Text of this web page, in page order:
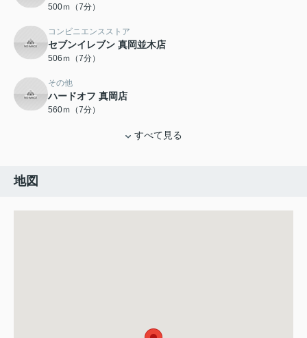
500ｍ（7分）
コンビニエンスストア
セブンイレブン 真岡並木店
506ｍ（7分）
その他
ハードオフ 真岡店
560ｍ（7分）
すべて見る
地図